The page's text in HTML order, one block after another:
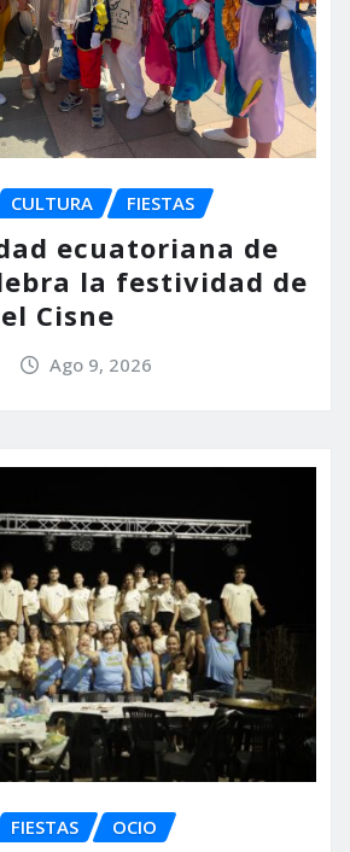
CULTURA FIESTAS
ecuatoriana de
la festividad de
Cisne
Ago 9, 2026
FIESTAS OCIO